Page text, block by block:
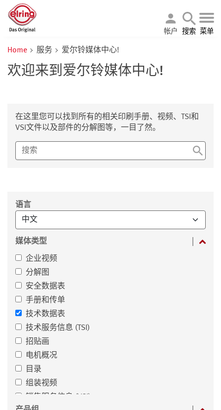
帐户 搜索 菜单
Home 服务 爱尔铃媒体中心!
欢迎来到爱尔铃媒体中心!
在这里您可以找到所有的相关印刷手册、视频、TSI和
VSI文件以及部件的分解图等，一目了然。
筛选
语言
媒体类型
企业视频
分解图
安全数据表
手册和传单
技术数据表
技术服务信息 (TSI)
招贴画
电机概况
目录
组装视频